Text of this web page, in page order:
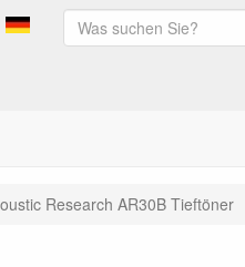
Research AR30B Tieftöner